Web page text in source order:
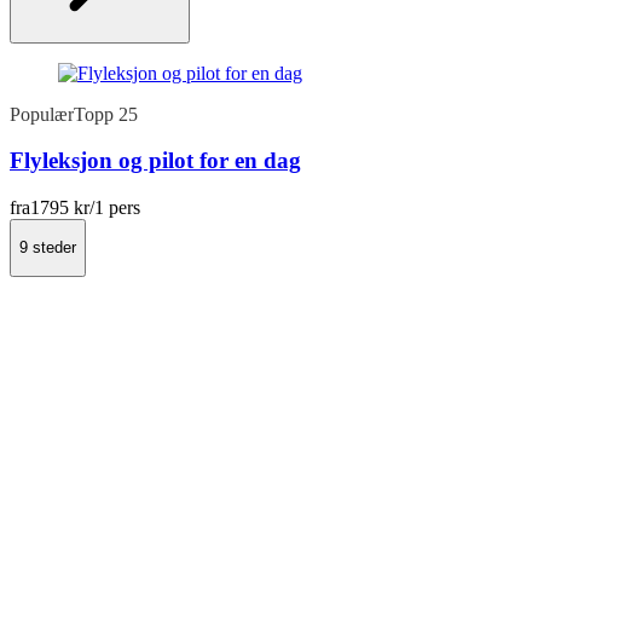
PopulærTopp 25
Flyleksjon og pilot for en dag
fra1795 kr/1 pers
9 steder